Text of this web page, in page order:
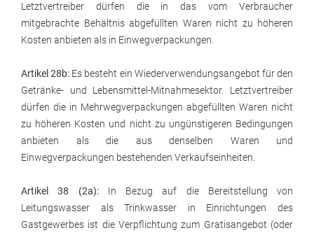
Letztvertreiber dürfen die in das vom Verbraucher
mitgebrachte Behältnis abgefüllten Waren nicht zu höheren
Kosten anbieten als in Einwegverpackungen.
Artikel 28b: Es besteht ein Wiederverwendungsangebot für den
Getränke- und Lebensmittel-Mitnahmesektor. Letztvertreiber
dürfen die in Mehrwegverpackungen abgefüllten Waren nicht
zu höheren Kosten und nicht zu ungünstigeren Bedingungen
anbieten als die aus denselben Waren und
Einwegverpackungen bestehenden Verkaufseinheiten.
Artikel 38 (2a): In Bezug auf die Bereitstellung von
Leitungswasser als Trinkwasser in Einrichtungen des
Gastgewerbes ist die Verpflichtung zum Gratisangebot (oder